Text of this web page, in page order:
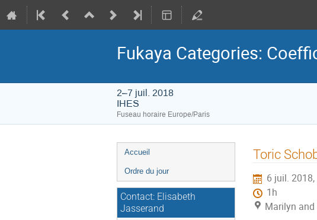
Fukaya Categories:
2–7 juil. 2018
IHES
Fuseau horaire Europe/Paris
Menu
de
l'événement
Accueil
Ordre du jour
Contact: Elisabeth
Jasserand
Toric
6 juil. 2018,
1h
Marilyn and